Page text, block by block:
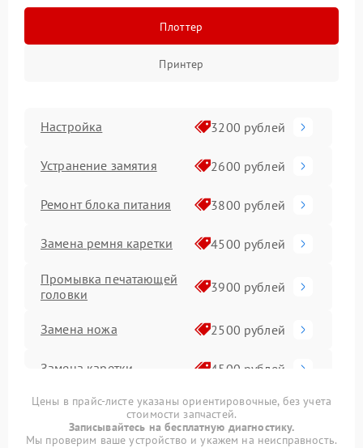
Плоттер
Принтер
Настройка 3200 рублей
Устранение замятия 2600 рублей
Ремонт блока питания 3800 рублей
Замена ремня каретки 4500 рублей
Промывка печатающей
головки
3900 рублей
Замена ножа 2500 рублей
Замена каретки 4500 рублей
Замена печатной
4800 рублей
Цены в прайс-листе указаны ориентировочные, без учета
стоимости запчастей.
Записывайтесь на бесплатную диагностику.
Мы проверим ваше устройство и укажем на неисправность.